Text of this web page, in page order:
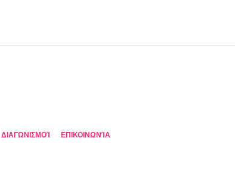
ΔΙΑΓΩΝΙΣΜΟΊ ΕΠΙΚΟΙΝΩΝΊΑ